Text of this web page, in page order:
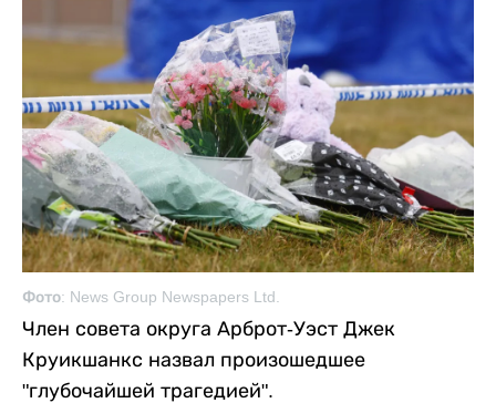
Фото: News Group Newspapers Ltd.
Член совета округа Арброт-Уэст Джек
Круикшанкс назвал произошедшее
"глубочайшей трагедией".